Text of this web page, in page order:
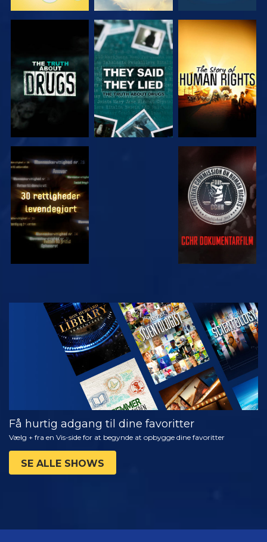
SE SE
SE SE
SE
UDFORSK
SERIEN
Få hurtig adgang til dine favoritter
Vælg + fra en Vis-side for at begynde at opbygge dine favoritter
SE ALLE SHOWS